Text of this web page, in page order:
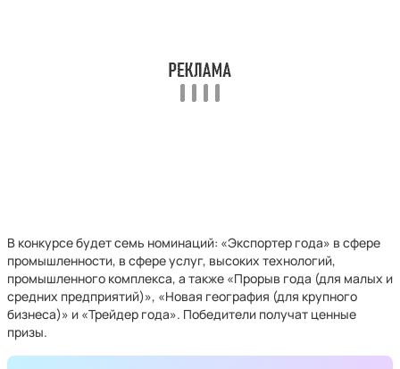
В конкурсе будет семь номинаций: «Экспортер года» в сфере
промышленности, в сфере услуг, высоких технологий,
промышленного комплекса, а также «‎Прорыв года (для малых и
средних предприятий)», «‎Новая география (для крупного
бизнеса)» и «‎Трейдер года». Победители получат ценные
призы.